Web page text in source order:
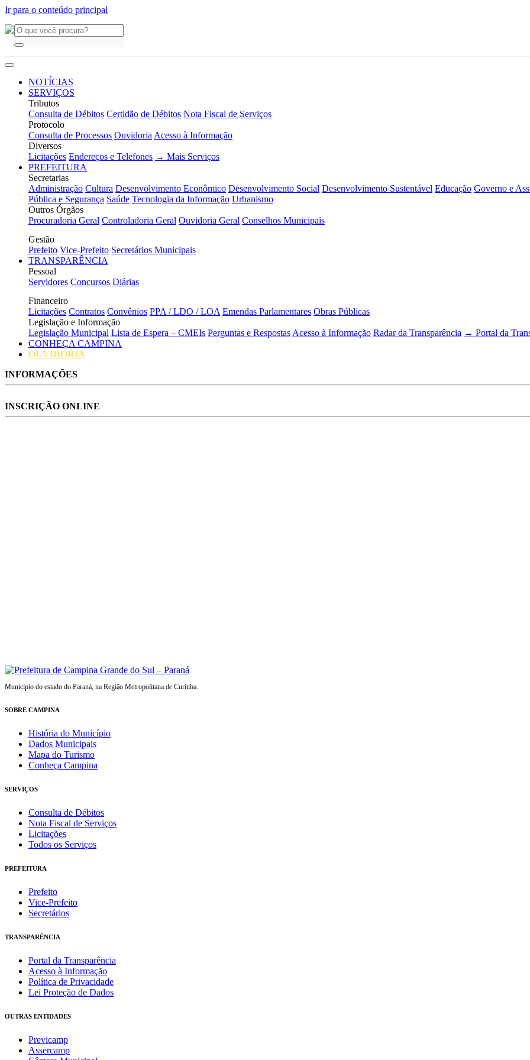
Ir para o conteúdo principal
NOTÍCIAS
SERVIÇOS
Tributos
Consulta de Débitos Certidão de Débitos Nota Fiscal de Serviços
Protocolo
Consulta de Processos Ouvidoria Acesso à Informação
Diversos
Licitações Endereços e Telefones → Mais Serviços
PREFEITURA
Secretarias
Administração Cultura Desenvolvimento Econômico Desenvolvimento Social Desenvolvimento Sustentável Educação Governo e
Pública e Segurança Saúde Tecnologia da Informação Urbanismo
Outros Órgãos
Procuradoria Geral Controladoria Geral Ouvidoria Geral Conselhos Municipais
Gestão
Prefeito Vice-Prefeito Secretários Municipais
TRANSPARÊNCIA
Pessoal
Servidores Concursos Diárias
Financeiro
Licitações Contratos Convênios PPA / LDO / LOA Emendas Parlamentares Obras Públicas
Legislação e Informação
Legislação Municipal Lista de Espera – CMEIs Perguntas e Respostas Acesso à Informação Radar da Transparência → Portal da
CONHEÇA CAMPINA
OUVIDORIA
INFORMAÇÕES
INSCRIÇÃO ONLINE
Município do estado do Paraná, na Região Metropolitana de Curitiba.
SOBRE CAMPINA
História do Município
Dados Municipais
Mapa do Turismo
Conheça Campina
SERVIÇOS
Consulta de Débitos
Nota Fiscal de Serviços
Licitações
Todos os Serviços
PREFEITURA
Prefeito
Vice-Prefeito
Secretários
TRANSPARÊNCIA
Portal da Transparência
Acesso à Informação
Política de Privacidade
Lei Proteção de Dados
OUTRAS ENTIDADES
Previcamp
Assercamp